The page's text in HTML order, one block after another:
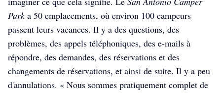
Parka 50 emplacements, où environ 100 campeurs
passent leurs vacances. Il y a des questions, des
problèmes, des appels téléphoniques, des e-mails à
répondre, des demandes, des réservations et des
changements de réservations, et ainsi de suite. Il y a peu
d'annulations. « Nous sommes pratiquement complet de